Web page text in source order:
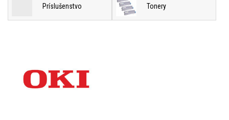
Príslušenstvo Tonery